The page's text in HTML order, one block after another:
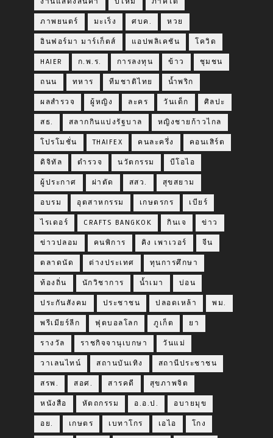
ภาพยนตร์ มะเร็ง ศบค. หวย
อินฟอร์มา มาร์เก็ตส์ แอปพลิเคชัน โควิด
HAIER ก.พ.ร. การลงทุน ข้าว ชุมชน
ถนน ทหาร ทีมชาติไทย น้ำพริก
ผลสำรวจ ผู้หญิง ละคร วันเด็ก ศิลปะ
สธ. สลากกินแบ่งรัฐบาล หญิงชายก้าวไกล
โปรโมชั่น THAIFEX คนละครึ่ง คอนเสิร์ต
ดิจิทัล ตำรวจ นวัตกรรม บีโอไอ
ผู้ประกาศ ผ่าตัด สสว. สุขสยาม
อบรม อุตสาหกรรม เกษตรกร เบียร์
ไรเดอร์ CRAFTS BANGKOK กินเจ ข่าว
ข่าวปลอม คนพิการ คิง เพาเวอร์ จีน
ตลาดนัด ต่างประเทศ ทุนการศึกษา
ท้องถิ่น นักวิชาการ น้ำเมา บ่อน
ประกันสังคม ประชาชน ปลอดเหล้า พม.
พรีเมียร์ลีก ฟุตบอลโลก ภูเก็ต ยา
รางวัล ราชกิจจานุเบกษา วันแม่
วาเลนไทน์ สถานบันเทิง สถานีประชาชน
สรพ. สอศ. สารคดี สุขภาพจิต
หนังสือ หัตถกรรม อ.อ.ป. อบายมุข
อย. เกษตร เบทาโกร เอไอ โกง